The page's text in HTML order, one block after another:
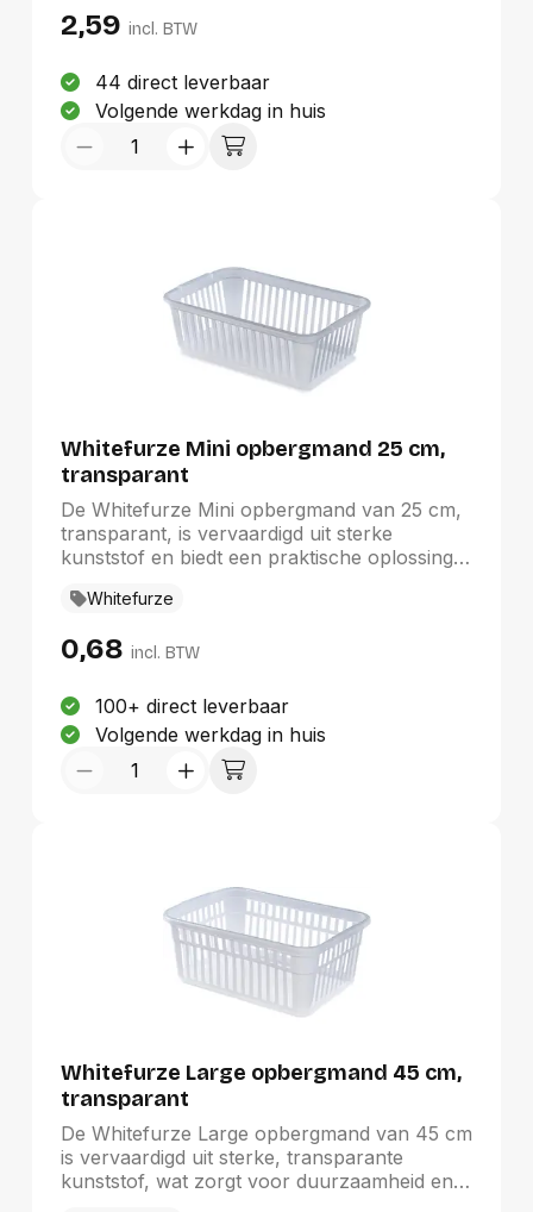
deksel zorgt ervoor dat de doos geschikt is
koelkast en vaatwasser. Met afmetingen van
24 x 17 x 10 cm biedt deze doos
ruimtebesparing en helpt u uw voedsel
georganiseerd te houden.
2,59 incl. BTW
44 direct leverbaar
Volgende werkdag in huis
Whitefurze Mini opbergmand 25 cm,
transparant
De Whitefurze Mini opbergmand van 25 cm,
transparant, is vervaardigd uit sterke
kunststof en biedt een praktische oplossing
Met een afmeting van 25 x 16 x 8 cm en een
stapelbaar en ruimtebesparend. Het sobere
thuisgebruik als in de catering, en draagt bij
aan een nette en georganiseerde omgeving.
Perfect voor veelzijdige toepassingen.
Whitefurze
0,68 incl. BTW
100+ direct leverbaar
Volgende werkdag in huis
Whitefurze Large opbergmand 45 cm,
transparant
De Whitefurze Large opbergmand van 45 cm
is vervaardigd uit sterke, transparante
kunststof, wat zorgt voor duurzaamheid en